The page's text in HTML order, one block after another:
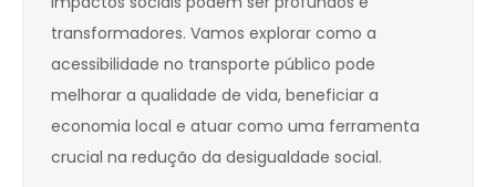
transformadores. Vamos explorar como a
acessibilidade no transporte público pode
melhorar a qualidade de vida, beneficiar a
economia local e atuar como uma ferramenta
crucial na redução da desigualdade social.